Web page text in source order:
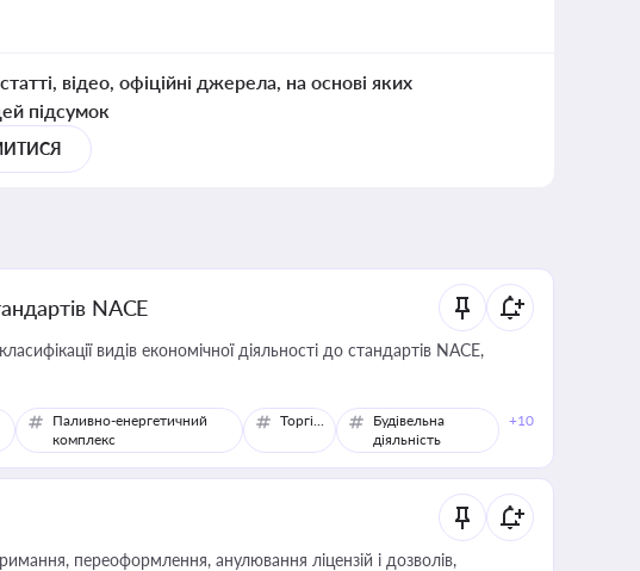
відео, офіційні джерела, на основі яких
підсумок
NACE
видів економічної діяльності до стандартів NACE,
Паливно-енергетичний
комплекс
Торгівля
Будівельна
діяльність
+10
переоформлення, анулювання ліцензій і дозволів,